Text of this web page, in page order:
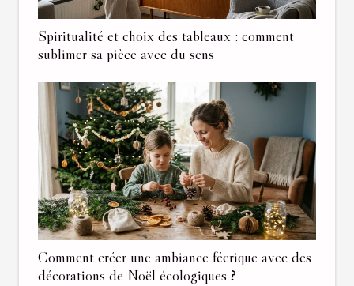
Spiritualité et choix des tableaux : comment
sublimer sa pièce avec du sens
Comment créer une ambiance féerique avec des
décorations de Noël écologiques ?